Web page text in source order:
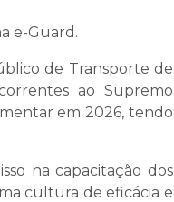
e-Guard.
de Transporte de
ao Supremo
em 2026, tendo
na capacitação dos
cultura de eficácia e